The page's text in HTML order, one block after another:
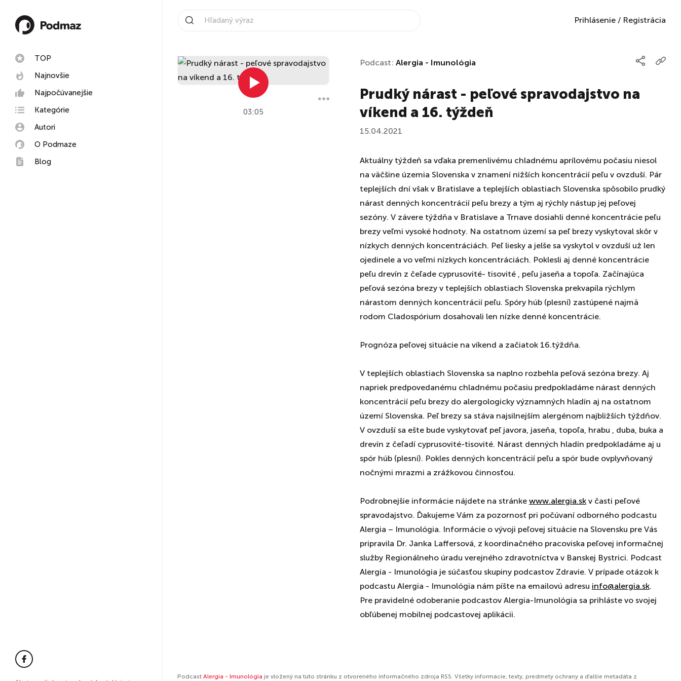
TOP
Najnovšie
Najpočúvanejšie
Kategórie
Autori
O Podmaze
Blog
Prihlásenie / Registrácia
03:05
Podcast: Alergia - Imunológia
Prudký nárast - peľové spravodajstvo na
víkend a 16. týždeň
15.04.2021
Aktuálny týždeň sa vďaka premenlivému chladnému aprílovému počasiu niesol
na väčšine územia Slovenska v znamení nižších koncentrácií peľu v ovzduší. Pár
teplejších dní však v Bratislave a teplejších oblastiach Slovenska spôsobilo prudký
nárast denných koncentrácií peľu brezy a tým aj rýchly nástup jej peľovej
sezóny. V závere týždňa v Bratislave a Trnave dosiahli denné koncentrácie peľu
brezy veľmi vysoké hodnoty. Na ostatnom území sa peľ brezy vyskytoval skôr v
nízkych denných koncentráciách. Peľ liesky a jelše sa vyskytol v ovzduší už len
ojedinele a vo veľmi nízkych koncentráciách. Poklesli aj denné koncentrácie
peľu drevín z čeľade cyprusovité- tisovité , peľu jaseňa a topoľa. Začínajúca
peľová sezóna brezy v teplejších oblastiach Slovenska prekvapila rýchlym
nárastom denných koncentrácií peľu. Spóry húb (plesní) zastúpené najmä
rodom Cladospórium dosahovali len nízke denné koncentrácie.
Prognóza peľovej situácie na víkend a začiatok 16.týždňa.
V teplejších oblastiach Slovenska sa naplno rozbehla peľová sezóna brezy. Aj
napriek predpovedanému chladnému počasiu predpokladáme nárast denných
koncentrácií peľu brezy do alergologicky významných hladín aj na ostatnom
území Slovenska. Peľ brezy sa stáva najsilnejším alergénom najbližších týždňov.
V ovzduší sa ešte bude vyskytovať peľ javora, jaseňa, topoľa, hrabu , duba, buka a
drevín z čeľadí cyprusovité-tisovité. Nárast denných hladín predpokladáme aj u
spór húb (plesní). Pokles denných koncentrácií peľu a spór bude ovplyvňovaný
nočnými mrazmi a zrážkovou činnosťou.
Podrobnejšie informácie nájdete na stránke www.alergia.sk v časti peľové
spravodajstvo. Ďakujeme Vám za pozornosť pri počúvaní odborného podcastu
Alergia – Imunológia. Informácie o vývoji peľovej situácie na Slovensku pre Vás
pripravila Dr. Janka Laffersová, z koordinačného pracoviska peľovej informačnej
služby Regionálneho úradu verejného zdravotníctva v Banskej Bystrici. Podcast
Alergia - Imunológia je súčasťou skupiny podcastov Zdravie. V prípade otázok k
podcastu Alergia - Imunológia nám píšte na emailovú adresu info@alergia.sk.
Pre pravidelné odoberanie podcastov Alergia-Imunológia sa prihláste vo svojej
obľúbenej mobilnej podcastovej aplikácii.
Podcast Alergia - Imunológia je vložený na túto stránku z otvoreného informačného zdroja RSS. Všetky informácie, texty, predmety ochrany a ďalšie metadáta z